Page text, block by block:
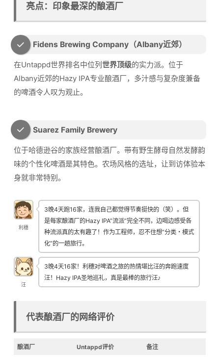
亮点：印象最深的酿酒厂
Fidens Brewing Company（Albany近郊）
在Untappd世界排名中位列世界顶级的实力派。位于
Albany近郊的Hazy IPA专业酿酒厂，多汁感与复杂度兼备
的啤酒令人叹为观止。
Suarez Family Brewery
位于哈德逊谷的家族经营酿酒厂。带有野生酵母自然发酵韵
味的个性化啤酒是其特色。农场风格的选址，让到访体验本
身就非常特别。
利穗
3晚4天跑16家，连我自己都觉得节奏挺快的（笑）。但
是每家酿酒厂的Hazy IPA”流派”完全不同，边喝边感受各
种流派真的太有趣了！作为工程师，忍不住想”分类・模式
化”的一趟旅行。
汪
3晚4天16家！利穗对啤酒之旅的热情堪比汪的奔跑速度
汪！Hazy IPA圣地巡礼，真是最棒的旅行汪♪
代表酿酒厂的网络评价
酿酒厂 Untappd评价 备注